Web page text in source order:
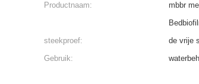
Productnaam:
mbbr
steekproef:
de vrije
Gebruik: